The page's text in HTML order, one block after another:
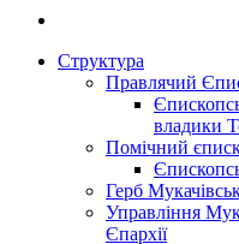
Структура
Правлячий
владики
Помічний
Герб
Управління
Єпархії